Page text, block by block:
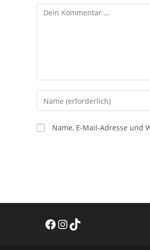
Kommentar
Gib
deinen
Namen
oder
Name, E-Mail-Adresse und
Facebook
Instagram
TikTok